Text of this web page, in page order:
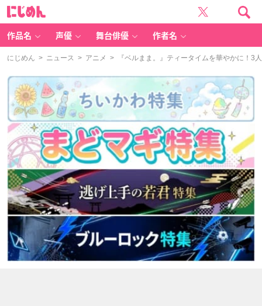
作品名 声優 舞台俳優 作者名
にじめん > ニュース > アニメ > 『ベルまま。』ティータイムを華やかに！3